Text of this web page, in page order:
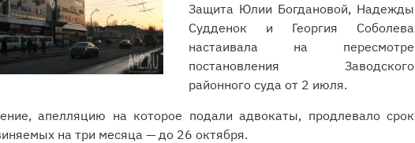
Защита Юлии Богдановой, Надежды
Судденок и Георгия Соболева
настаивала на пересмотре
постановления Заводского
районного суда от 2 июля.
апелляцию на которое подали адвокаты, продлевало срок
на три месяца — до 26 октября.